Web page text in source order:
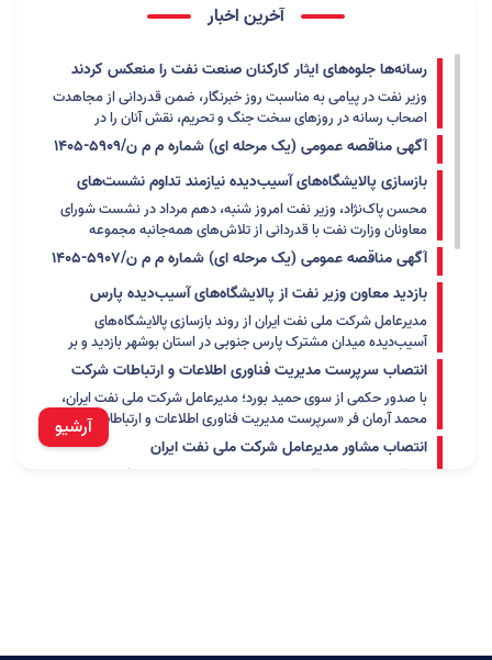
آخرین اخبار
رسانه‌ها جلوه‌های ایثار کارکنان صنعت نفت را منعکس کردند
وزیر نفت در پیامی به مناسبت روز خبرنگار، ضمن قدردانی از مجاهدت
اصحاب رسانه در روزهای سخت جنگ و تحریم، نقش آنان را در
انعکاس مقاومت ملت ایران و ایثار کارکنان صنعت نفت در تداوم تولید
و تأمین انرژی کشور برجسته دانست و تأکید کرد: رسانه‌ها جلوه‌های
این تلاش و خدمت‌رسانی را به جامعه منعکس کردند.
آگهی مناقصه عمومی (یک مرحله ای) شماره م م ن/5909-1405
مربوط به پروژه تهیه کالا و احداث تأسیسات سرچاهی و خط لوله
جریانی چاههای شماره 6 و 7 میدان گازی دی (بصورت PC)
(شماره سامانه ستـاد: 2005093221000034)
بازسازی پالایشگاه‌های آسیب‌دیده نیازمند تداوم نشست‌های
مدیریت پروژه است
محسن پاک‌نژاد، وزیر نفت امروز شنبه، دهم مرداد در نشست شورای
معاونان وزارت نفت با قدردانی از تلاش‌های همه‌جانبه مجموعه
صنعت نفت در بازسازی پالایشگاه‌های آسیب‌دیده، بر تداوم برگزاری
نشست‌های تخصصی و ارائه مستمر گزارش‌های پیشرفت در قالب
مدیریت پروژه تأکید کرد و گفت:
آگهی مناقصه عمومی (یک مرحله ای) شماره م م ن/5907-1405
مربوط به تامین سیستم ارتباط ماهواره ای شرکت نفت مناطق
مرکزی ایران شماره ثبت در سامانه ستاد: 2005093221000035
بازدید معاون وزیر نفت از پالایشگاه‌های آسیب‌دیده پارس
جنوبی
مدیرعامل شرکت ملی نفت ایران از روند بازسازی پالایشگاه‌های
آسیب‌دیده میدان مشترک پارس جنوبی در استان بوشهر بازدید و بر
تسریع در بازگشت این تأسیسات به مدار بهره‌برداری تأکید کرد.
انتصاب سرپرست مدیریت فناوری اطلاعات و ارتباطات شرکت
ملی نفت ایران
با صدور حکمی از سوی حمید بورد؛ مدیرعامل شرکت ملی نفت ایران،
محمد آرمان فر «سرپرست مدیریت فناوری اطلاعات و ارتباطات» این
شرکت شد.
انتصاب مشاور مدیرعامل شرکت ملی نفت ایران
با حکم مدیرعامل شرکت ملی نفت ایران، سید غلامرضا فراهانی مشاور
آرشیو